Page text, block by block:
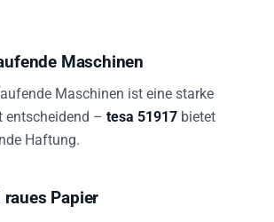
Maschinen
Maschinen ist eine starke
– tesa 51917 bietet
Haftung.
Papier